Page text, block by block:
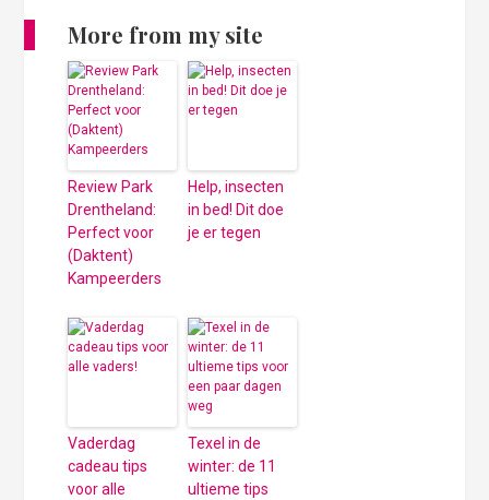
More from my site
Review Park
Drentheland:
Perfect voor
(Daktent)
Kampeerders
Help, insecten
in bed! Dit doe
je er tegen
Vaderdag
cadeau tips
voor alle
Texel in de
winter: de 11
ultieme tips